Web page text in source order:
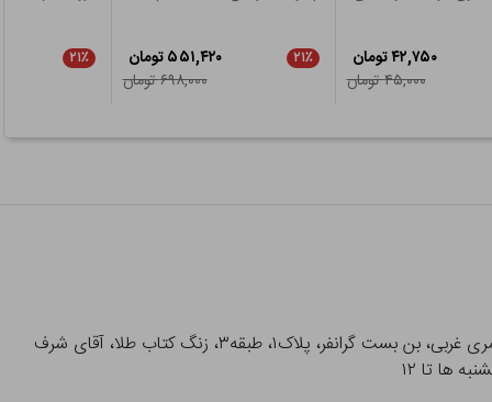
۴۲,۷۵۰ تومان
۴۵,۰۰۰ تومان
۲۱٪
۵۵۱,۴۲۰ تومان
۶۹۸,۰۰۰ تومان
۲۱٪
آدرس تحویل حضوری سفارشات: میدان انقلاب، خیابان انقلاب، خیابان ۱۲ فروردین، خیابان شهدای ژاندارمری غربی، بن بست گرانفر، پلاک۱، طبقه۳، زنگ کتاب طلا، آقای شرف